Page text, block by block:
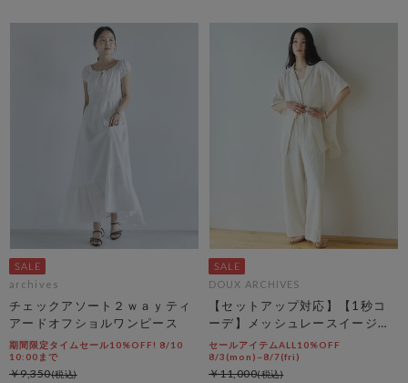
archives
チェックアソート２ｗａｙティ
アードオフショルワンピース
期間限定タイムセール10%OFF! 8/10
10:00まで
￥9,350
DOUX ARCHIVES
【セットアップ対応】【1秒コ
ーデ】メッシュレースイージー
パンツ
セールアイテムALL10%OFF
8/3(mon)~8/7(fri)
￥11,000